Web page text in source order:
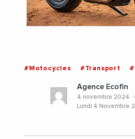
#Motocycles #Transport
Agence Ecofin
4 novembre 2024
Lundi 4 Novembre